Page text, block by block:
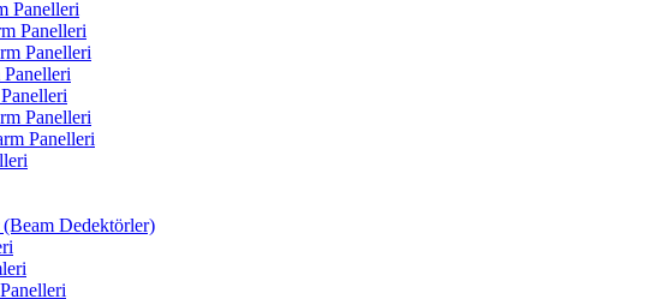
Panelleri
Panelleri
Panelleri
Panelleri
Panelleri
Dedektörler)